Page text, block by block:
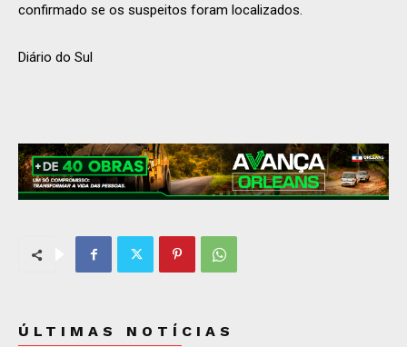
confirmado se os suspeitos foram localizados.
Diário do Sul
ÚLTIMAS NOTÍCIAS